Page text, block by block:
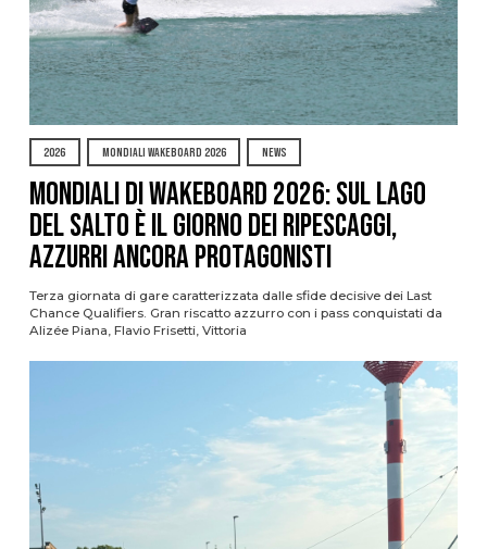
2026 MONDIALI WAKEBOARD 2026 NEWS
Mondiali di Wakeboard 2026: sul Lago
del Salto è il giorno dei ripescaggi,
azzurri ancora protagonisti
Terza giornata di gare caratterizzata dalle sfide decisive dei Last
Chance Qualifiers. Gran riscatto azzurro con i pass conquistati da
Alizée Piana, Flavio Frisetti, Vittoria